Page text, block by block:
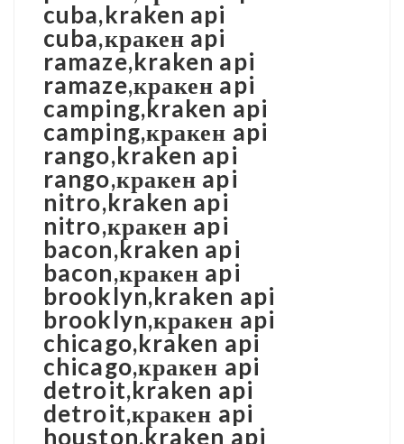
cuba,kraken api
cuba,кракен api
ramaze,kraken api
ramaze,кракен api
camping,kraken api
camping,кракен api
rango,kraken api
rango,кракен api
nitro,kraken api
nitro,кракен api
bacon,kraken api
bacon,кракен api
brooklyn,kraken api
brooklyn,кракен api
chicago,kraken api
chicago,кракен api
detroit,kraken api
detroit,кракен api
houston,kraken api